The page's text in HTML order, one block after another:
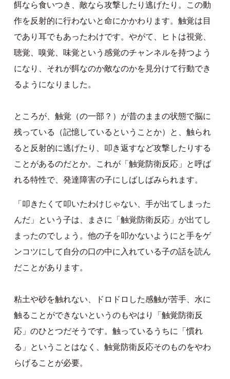
餌なら食いつき、敵なら攻撃したり逃げたり。この動
作を反射的に行わないと命にかかわります。触覚は目
であり耳でもあったわけです。やがて、ヒトは視覚、
聴覚、嗅覚、味覚という感覚のチャンネルを持つよう
になり、それが餌なのか敵なのかを見分けて行動でき
るようになりました。
ところが、触覚（の一部？）が昔のままの状態で脳に
残っている（記憶しているということか）と、触られ
ると反射的に逃げたり、叩き返すなど攻撃したりする
ことがあるのだとか。これが「触覚防衛反応」と呼ば
れる特性で、発達障害の子にしばしばみられます。
「叩きたくて叩いたわけじゃない、手が出てしまった
んだ」という子は、まさに「触覚防衛反応」が出てし
まったのでしょう。他の子を叩かないようにと手をゲ
ンコツにして自分の口の中に入れている子の話を読ん
だことがあります。
粘土や砂を触れない、ドロドロした感触が苦手、水に
触ることができないというのもやはり「触覚防衛反
応」のひとつだそうです。触っているうちに「慣れ
る」ということはなく、触覚防衛反応そのものをやわ
らげることが必要。